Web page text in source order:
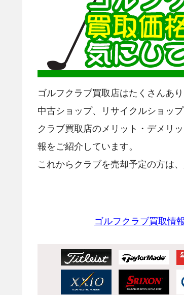
ゴルフクラブ買取店はたくさんあり
中古ショップ、リサイクルショッ
クラブ買取店のメリット・デメリ
報をご紹介しています。
これからクラブを売却予定の方は
ゴルフクラブ買取情